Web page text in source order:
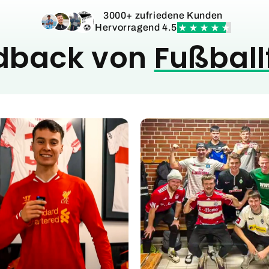
3000+ zufriedene Kunden
Hervorragend 4.5
von